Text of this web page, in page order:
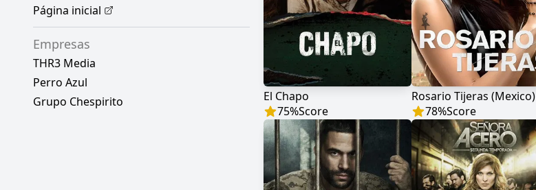
Página inicial
Empresas
THR3 Media
Perro Azul
Grupo Chespirito
El Chapo
75%Score
Rosario Tijeras (Mexico)
78%Score